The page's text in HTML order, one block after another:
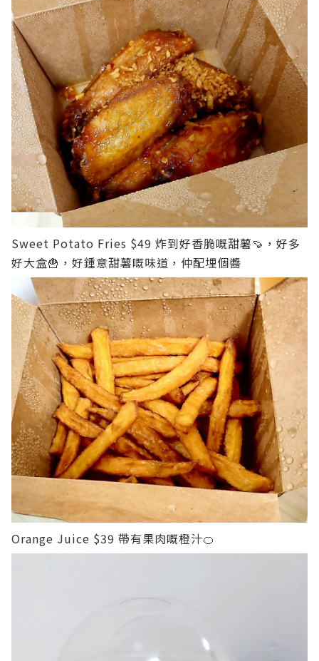
Sweet Potato Fries $49 炸到好香脆嘅甜薯🍠，好多
好大盒🍟，好鍾意甜薯嘅味道，仲配埋個醬
Orange Juice $39 帶有果肉嘅橙汁🍊